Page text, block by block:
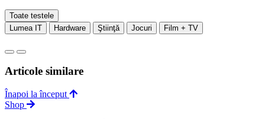
Toate testele
Lumea IT
Hardware Ştiinţă Jocuri Film + TV
Articole similare
Înapoi la început
Shop